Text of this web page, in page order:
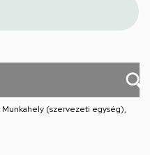
Munkahely (szervezeti egység),